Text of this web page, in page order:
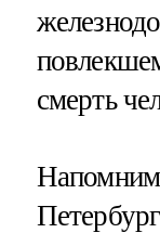
смерть